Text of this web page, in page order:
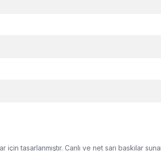
tasarlanmıştır. Canlı ve net sarı baskılar